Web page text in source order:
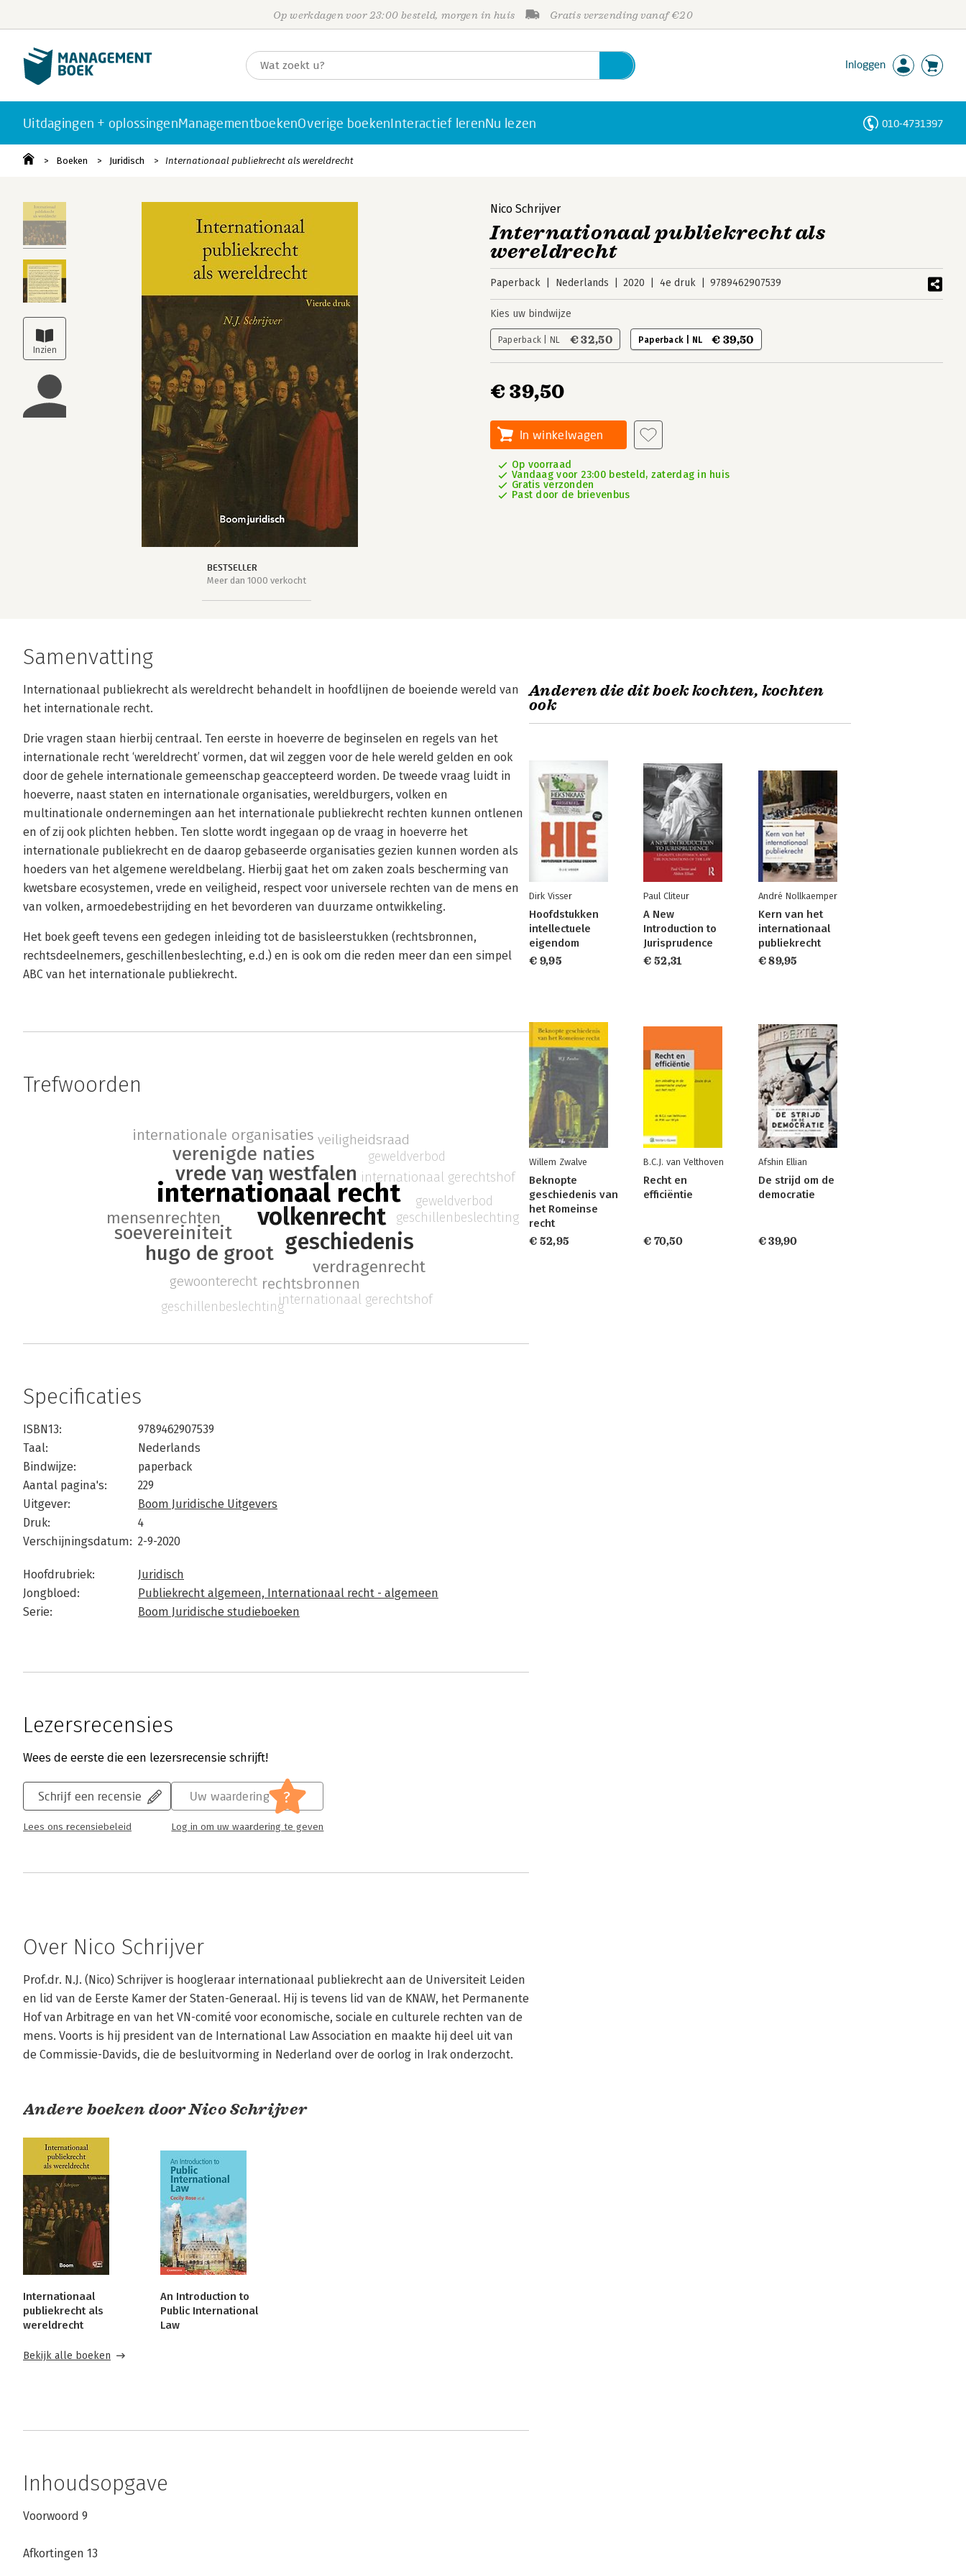
Op werkdagen voor 23:00 besteld, morgen in huis Gratis verzending vanaf €20
Inloggen
Uitdagingen + oplossingenManagementboekenOverige boekenInteractief lerenNu lezen 010-4731397
Boeken Juridisch Internationaal publiekrecht als wereldrecht
BESTSELLER
Meer dan 1000 verkocht
Nico Schrijver
Internationaal publiekrecht als
wereldrecht
Paperback Nederlands 2020 4e druk 9789462907539
Kies uw bindwijze
Paperback | NL € 32,50 Paperback | NL € 39,50
€ 39,50
In winkelwagen
Op voorraad
Vandaag voor 23:00 besteld, zaterdag in huis
Gratis verzonden
Past door de brievenbus
Samenvatting
Internationaal publiekrecht als wereldrecht behandelt in hoofdlijnen de boeiende wereld van
het internationale recht.
Drie vragen staan hierbij centraal. Ten eerste in hoeverre de beginselen en regels van het
internationale recht ‘wereldrecht’ vormen, dat wil zeggen voor de hele wereld gelden en ook
door de gehele internationale gemeenschap geaccepteerd worden. De tweede vraag luidt in
hoeverre, naast staten en internationale organisaties, wereldburgers, volken en
multinationale ondernemingen aan het internationale publiekrecht rechten kunnen ontlenen
en of zij ook plichten hebben. Ten slotte wordt ingegaan op de vraag in hoeverre het
internationale publiekrecht en de daarop gebaseerde organisaties gezien kunnen worden als
hoeders van het algemene wereldbelang. Hierbij gaat het om zaken zoals bescherming van
kwetsbare ecosystemen, vrede en veiligheid, respect voor universele rechten van de mens en
van volken, armoedebestrijding en het bevorderen van duurzame ontwikkeling.
Het boek geeft tevens een gedegen inleiding tot de basisleerstukken (rechtsbronnen,
rechtsdeelnemers, geschillenbeslechting, e.d.) en is ook om die reden meer dan een simpel
ABC van het internationale publiekrecht.
Trefwoorden
internationaal recht
volkenrecht
geschiedenis
hugo de groot
vrede van westfalen
soevereiniteit
verenigde naties
mensenrechten
verdragenrecht
rechtsbronnen
internationale organisaties
gewoonterecht
veiligheidsraad
geweldverbod
internationaal gerechtshof
geschillenbeslechting
geweldverbod
internationaal gerechtshof
geschillenbeslechting
Specificaties
ISBN13:
9789462907539
Taal:
Nederlands
Bindwijze:
paperback
Aantal pagina's:
229
Uitgever:
Boom Juridische Uitgevers
Druk:
4
Verschijningsdatum: 2-9-2020
Hoofdrubriek:
Juridisch
Jongbloed:
Publiekrecht algemeen, Internationaal recht - algemeen
Serie:
Boom Juridische studieboeken
Lezersrecensies
Wees de eerste die een lezersrecensie schrijft!
Schrijf een recensie
Lees ons recensiebeleid
Uw waardering ?
Log in om uw waardering te geven
Over Nico Schrijver
Prof.dr. N.J. (Nico) Schrijver is hoogleraar internationaal publiekrecht aan de Universiteit Leiden
en lid van de Eerste Kamer der Staten-Generaal. Hij is tevens lid van de KNAW, het Permanente
Hof van Arbitrage en van het VN-comité voor economische, sociale en culturele rechten van de
mens. Voorts is hij president van de International Law Association en maakte hij deel uit van
de Commissie-Davids, die de besluitvorming in Nederland over de oorlog in Irak onderzocht.
Andere boeken door Nico Schrijver
Internationaal
publiekrecht als
wereldrecht
An Introduction to
Public International
Law
Bekijk alle boeken
Inhoudsopgave
Voorwoord 9
Afkortingen 13
Anderen die dit boek kochten, kochten
ook
Dirk Visser
Hoofdstukken
intellectuele
eigendom
€ 9,95
Paul Cliteur
A New
Introduction to
Jurisprudence
€ 52,31
André Nollkaemper
Kern van het
internationaal
publiekrecht
€ 89,95
Willem Zwalve
Beknopte
geschiedenis van
het Romeinse
recht
€ 52,95
B.C.J. van Velthoven
Recht en
efficiëntie
€ 70,50
Afshin Ellian
De strijd om de
democratie
€ 39,90
Personen